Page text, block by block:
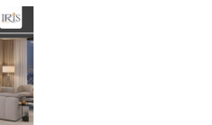
cong ôm trọn cơ thể,
mái
màu da và màu
gian phòng ăn mang